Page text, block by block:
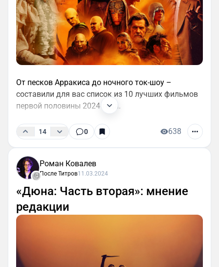
От песков Арракиса до ночного ток-шоу –
составили для вас список из 10 лучших фильмов
первой половины 2024 года.
14 0 638
Роман Ковалев
После Титров11.03.2024
«Дюна: Часть вторая»: мнение
редакции